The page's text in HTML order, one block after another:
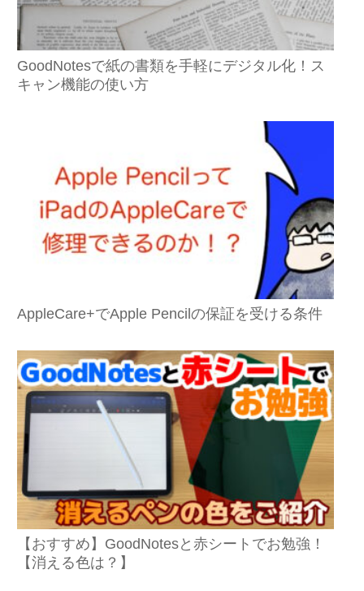
GoodNotesで紙の書類を手軽にデジタル化！ス
キャン機能の使い方
AppleCare+でApple Pencilの保証を受ける条件
【おすすめ】GoodNotesと赤シートでお勉強！
【消える色は？】